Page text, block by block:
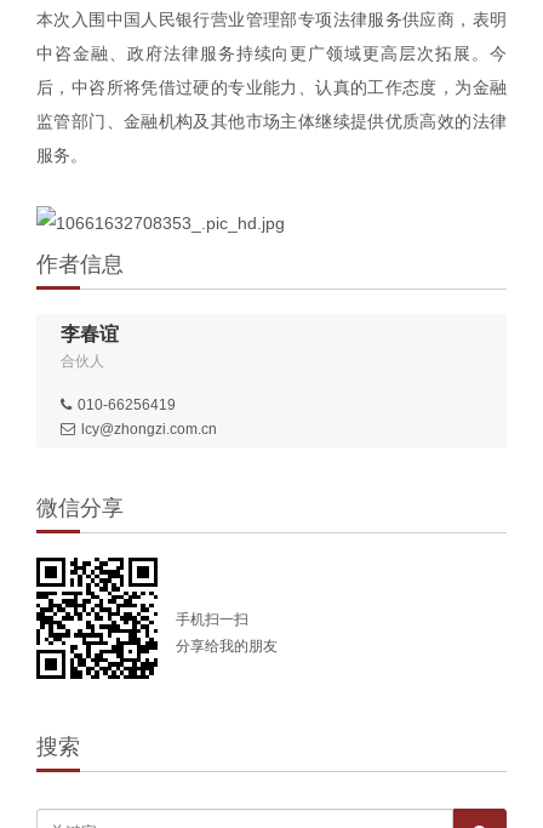
本次入围中国人民银行营业管理部专项法律服务供应商，表明
中咨金融、政府法律服务持续向更广领域更高层次拓展。今
后，中咨所将凭借过硬的专业能力、认真的工作态度，为金融
监管部门、金融机构及其他市场主体继续提供优质高效的法律
服务。
作者信息
李春谊
合伙人
010-66256419
lcy@zhongzi.com.cn
微信分享
手机扫一扫
分享给我的朋友
搜索